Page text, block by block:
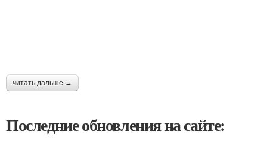
читать дальше →
Последние обновления на сайте: